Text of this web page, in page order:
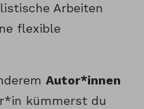
Arbeiten
flexible
Autor*innen
kümmerst du